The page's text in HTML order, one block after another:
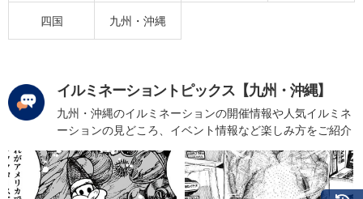
四国 九州・沖縄
イルミネーショントピックス【九州・沖縄】
九州・沖縄のイルミネーションの開催情報や人気イルミネ
ーションの見どころ、イベント情報など楽しみ方をご紹介